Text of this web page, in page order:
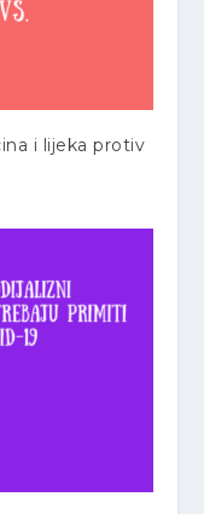
i lijeka protiv